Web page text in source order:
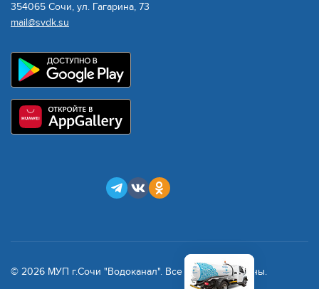
354065 Сочи, ул. Гагарина, 73
mail@svdk.su
© 2026 МУП г.Сочи "Водоканал". Все права защищены.